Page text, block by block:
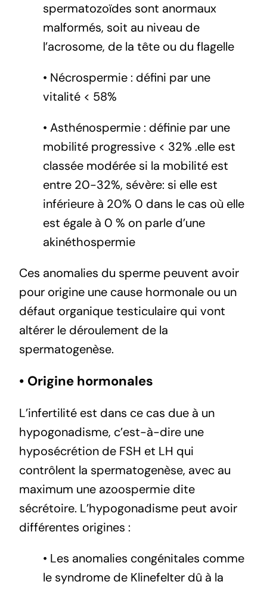
spermatozoïdes sont anormaux
malformés, soit au niveau de
l’acrosome, de la tête ou du flagelle
• Nécrospermie : défini par une
vitalité < 58%
• Asthénospermie : définie par une
mobilité progressive < 32% .elle est
classée modérée si la mobilité est
entre 20-32%, sévère: si elle est
inférieure à 20% 0 dans le cas où elle
est égale à 0 % on parle d’une
akinéthospermie
Ces anomalies du sperme peuvent avoir
pour origine une cause hormonale ou un
défaut organique testiculaire qui vont
altérer le déroulement de la
spermatogenèse.
• Origine hormonales
L’infertilité est dans ce cas due à un
hypogonadisme, c’est-à-dire une
hyposécrétion de FSH et LH qui
contrôlent la spermatogenèse, avec au
maximum une azoospermie dite
sécrétoire. L’hypogonadisme peut avoir
différentes origines :
• Les anomalies congénitales comme
le syndrome de Klinefelter dû à la